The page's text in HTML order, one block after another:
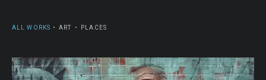
ALL WORKS ART PLACES